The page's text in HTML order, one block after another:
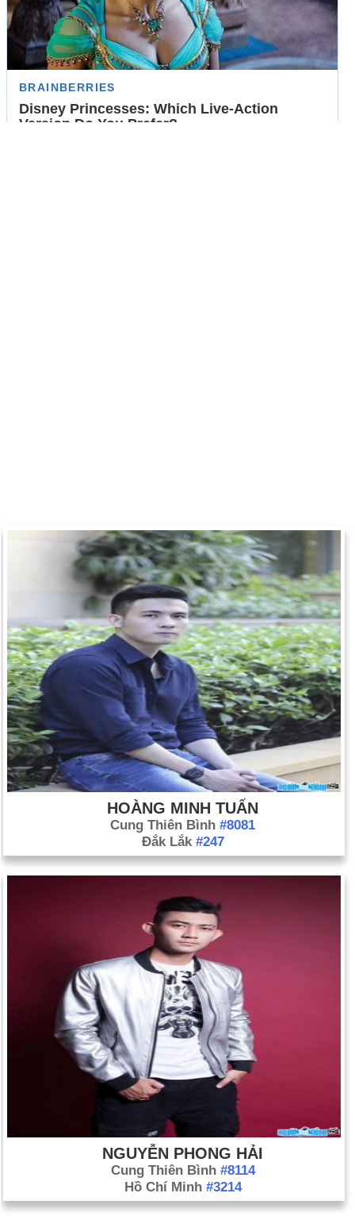
HOÀNG MINH TUẤN
Cung Thiên Bình #8081
Đắk Lắk #247
NGUYỄN PHONG HẢI
Cung Thiên Bình #8114
Hồ Chí Minh #3214